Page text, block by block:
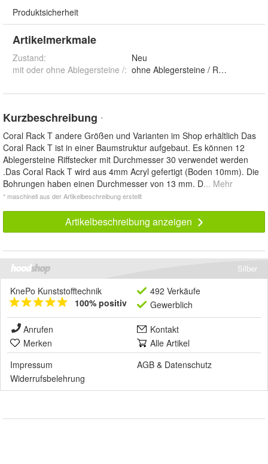
Produktsicherheit
Artikelmerkmale
Zustand:
Neu
mit oder ohne Ablegersteine /:
Kurzbeschreibung *
Coral Rack T andere Größen und Varianten im Shop erhältlich Das
Coral Rack T ist in einer Baumstruktur aufgebaut. Es können 12
Ablegersteine Riffstecker mit Durchmesser 30 verwendet werden
.Das Coral Rack T wird aus 4mm Acryl gefertigt (Boden 10mm). Die
Bohrungen haben einen Durchmesser von 13 mm. D... Mehr
* maschinell aus der Artikelbeschreibung erstellt
Artikelbeschreibung anzeigen
Silber
KnePo Kunststofftechnik
100% positiv
492 Verkäufe
Gewerblich
Anrufen
Kontakt
Merken
Alle Artikel
Impressum
AGB & Datenschutz
Widerrufsbelehrung